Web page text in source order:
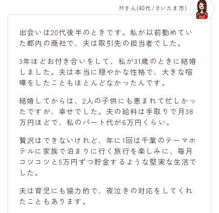
出会いは20代後半のときです。私が以前勤めてい
た都内の商社で、夫は取引先の担当者でした。
3年ほどお付き合いをして、私が31歳のときに結婚
しました。夫は本当に穏やかな性格で、大きな喧
嘩をしたこともほとんどなかったんです。
結婚してからは、2人の子供にも恵まれて忙しかっ
たですが、幸せでした。夫の給料は手取りで月38
万円ほどで、私のパート代が6万円くらい。
贅沢はできないけれど、年に1回は千葉のテーマホ
テルに家族で泊まりに行く旅行を楽しみに、毎月
コツコツと5万円ずつ貯金するような堅実な生活で
した。
夫は育児にも協力的で、夜泣きの対応をしてくれ
たこともあります。
Mさん(40代/さいたま市)